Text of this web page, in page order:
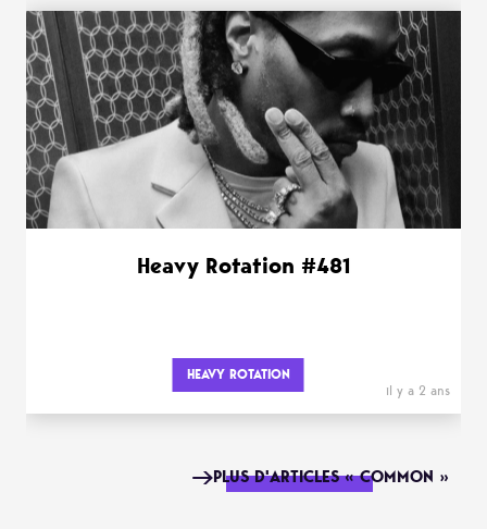
Heavy Rotation #481
HEAVY ROTATION
il y a 2 ans
PLUS D'ARTICLES « COMMON »